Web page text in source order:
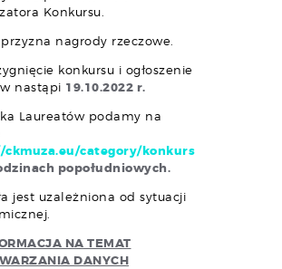
Konkursu.
nagrody rzeczowe.
konkursu i ogłoszenie
nastąpi 19.10.2022 r.
Laureatów podamy na
category/konkurs
popołudniowych.
jest uzależniona od sytuacji
NA TEMAT
DANYCH